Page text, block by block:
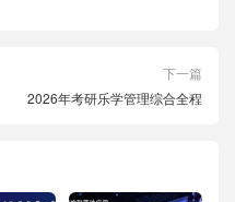
下一篇
2026年考研乐学管理综合全程